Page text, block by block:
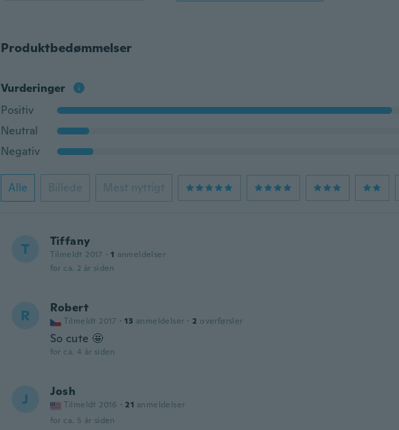
Produktbedømmelser
Vurderinger
Positiv
Neutral
Negativ
Alle Billede Mest nyttigt
T Tiffany
Tilmeldt 2017 · 1 anmeldelser
for ca. 2 år siden
R Robert
Tilmeldt 2017 · 13 anmeldelser · 2 overførsler
So cute 🤩
for ca. 4 år siden
J Josh
Tilmeldt 2016 · 21 anmeldelser
for ca. 5 år siden